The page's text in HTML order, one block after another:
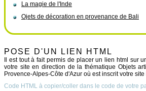
La magie de l'Inde
Ojets de décoration en provenance de Bali
POSE D'UN LIEN HTML
Il est tout à fait permis de placer un lien html sur
votre site en direction de la thématique Objets
Provence-Alpes-Côte d'Azur où est inscrit votre
Code HTML à copier/coller dans le code de votre